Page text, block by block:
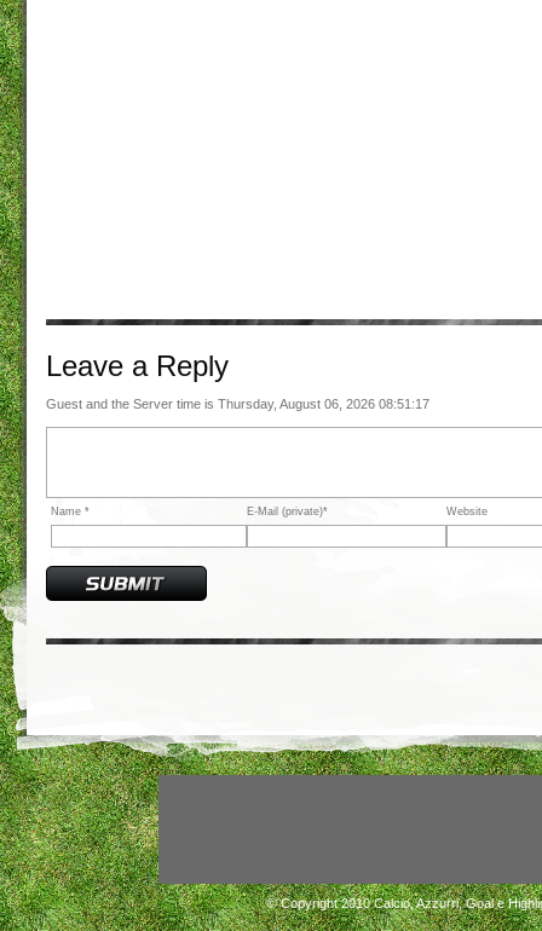
Leave a Reply
Guest and the Server time is Thursday, August 06, 2026 08:51:17
Name * E-Mail (private)* Website
© Copyright 2010Calcio, Azzurri, Goal e